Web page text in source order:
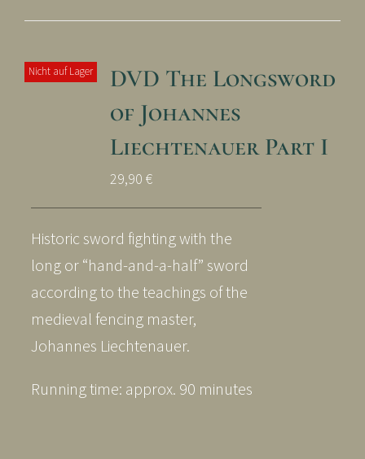
Nicht auf Lager
DVD The Longsword
of Johannes
Liechtenauer Part I
29,90 €
Historic sword fighting with the
long or “hand-and-a-half” sword
according to the teachings of the
medieval fencing master,
Johannes Liechtenauer.
Running time: approx. 90 minutes